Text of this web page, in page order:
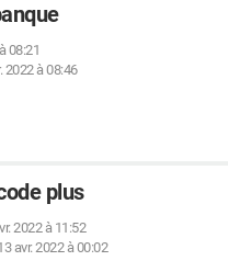
08:21
2022 à 08:46
plus
2022 à 11:52
avr. 2022 à 00:02